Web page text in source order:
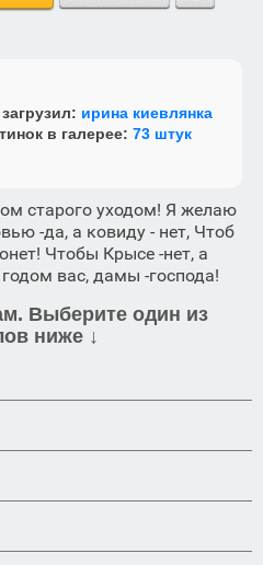
ирина киевлянка
в галерее: 73 штук
старого уходом! Я желаю
-да, а ковиду - нет, Чтоб
Чтобы Крысе -нет, а
вас, дамы -господа!
Выберите один из
ниже ↓